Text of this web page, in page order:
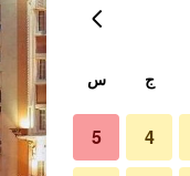
ج س
4
5